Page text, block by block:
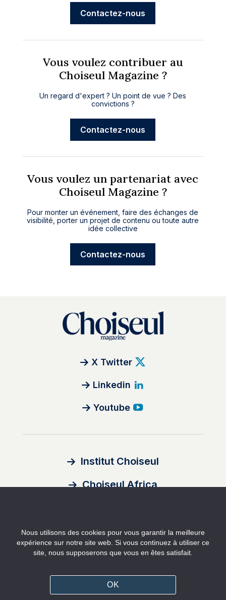
Contactez-nous
Vous voulez contribuer au
Choiseul Magazine ?
Un regard d'expert ? Un point de vue ? Des
convictions ?
Contactez-nous
Vous voulez un partenariat avec
Choiseul Magazine ?
Pour monter un événement, faire des échanges de
visibilité, porter un projet de contenu ou toute autre
idée collective
Contactez-nous
X Twitter
Linkedin
Youtube
Institut Choiseul
Choiseul Africa
Auteurs
Mentions légales
Nous utilisons des cookies pour vous garantir la meilleure
expérience sur notre site web. Si vous continuez à utiliser ce
site, nous supposerons que vous en êtes satisfait.
OK